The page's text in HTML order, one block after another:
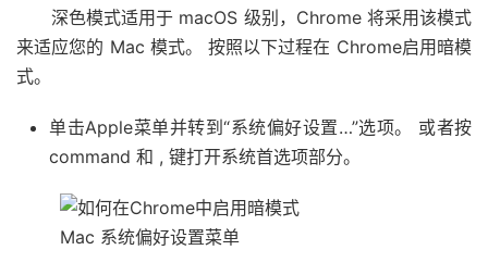
深色模式适用于 macOS 级别，Chrome 将采用该模式
来适应您的 Mac 模式。 按照以下过程在 Chrome启用暗模
式。
单击Apple菜单并转到“系统偏好设置…”选项。 或者按
command 和 , 键打开系统首选项部分。
Mac 系统偏好设置菜单